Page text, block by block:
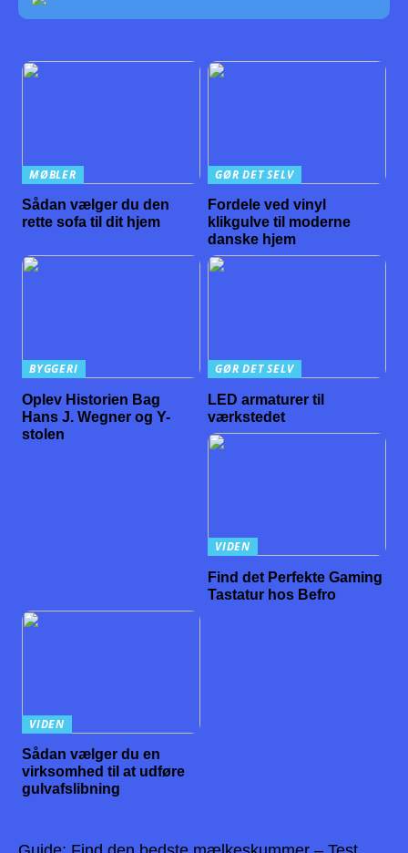
MØBLER
Sådan vælger du den
rette sofa til dit hjem
GØR DET SELV
Fordele ved vinyl
klikgulve til moderne
danske hjem
BYGGERI
Oplev Historien Bag
Hans J. Wegner og Y-
stolen
GØR DET SELV
LED armaturer til
værkstedet
VIDEN
Find det Perfekte Gaming
Tastatur hos Befro
VIDEN
Sådan vælger du en
virksomhed til at udføre
gulvafslibning